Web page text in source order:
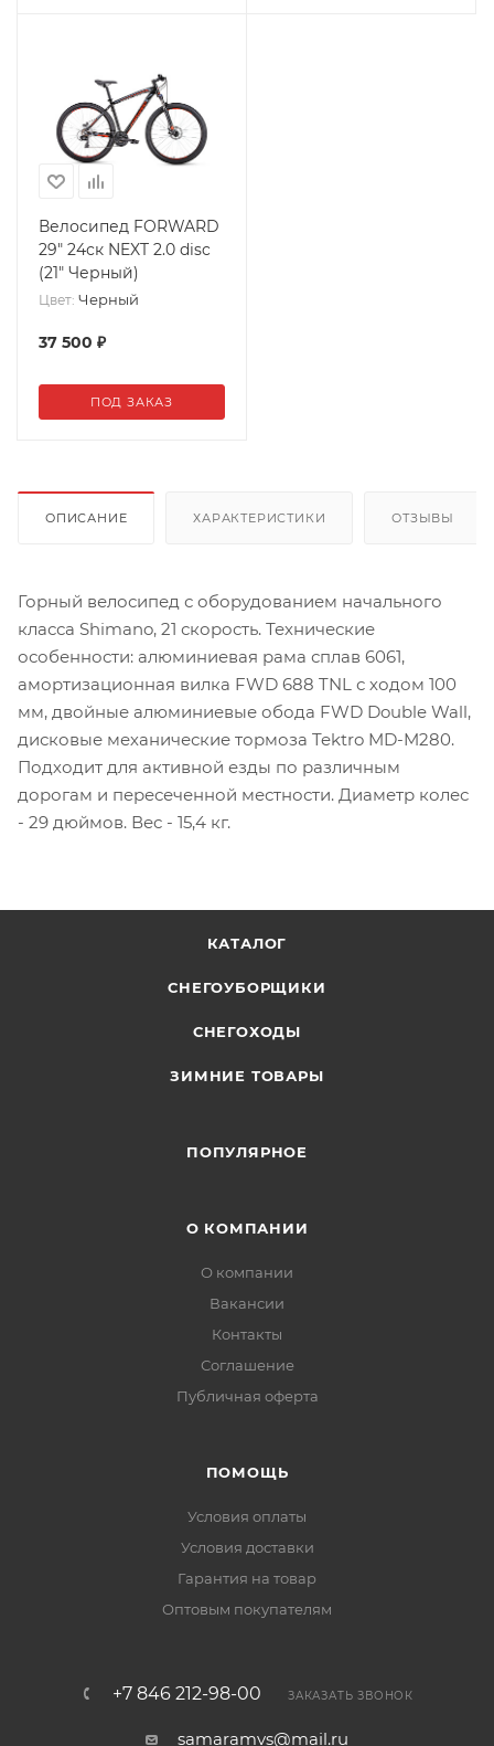
Велосипед FORWARD
29" 24ск NEXT 2.0 disc
(21" Черный)
Цвет: Черный
37 500 ₽
ПОД ЗАКАЗ
ОПИСАНИЕ ХАРАКТЕРИСТИКИ ОТЗЫВЫ
Горный велосипед с оборудованием начального
класса Shimano, 21 скорость. Технические
особенности: алюминиевая рама сплав 6061,
амортизационная вилка FWD 688 TNL с ходом 100
мм, двойные алюминиевые обода FWD Double Wall,
дисковые механические тормоза Tektro MD-M280.
Подходит для активной езды по различным
дорогам и пересеченной местности. Диаметр колес
- 29 дюймов. Вес - 15,4 кг.
КАТАЛОГ
СНЕГОУБОРЩИКИ
СНЕГОХОДЫ
ЗИМНИЕ ТОВАРЫ
ПОПУЛЯРНОЕ
О КОМПАНИИ
О компании
Вакансии
Контакты
Соглашение
Публичная оферта
ПОМОЩЬ
Условия оплаты
Условия доставки
Гарантия на товар
Оптовым покупателям
+7 846 212-98-00 ЗАКАЗАТЬ ЗВОНОК
samaramvs@mail.ru